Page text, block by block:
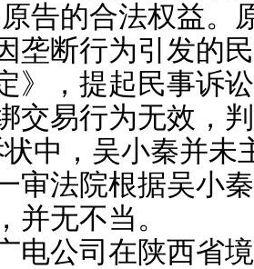
告的合法权益。
垄断行为引发的
》，提起民事诉
交易行为无效，
中，吴小秦并未
审法院根据吴小
并无不当。
公司在陕西省境